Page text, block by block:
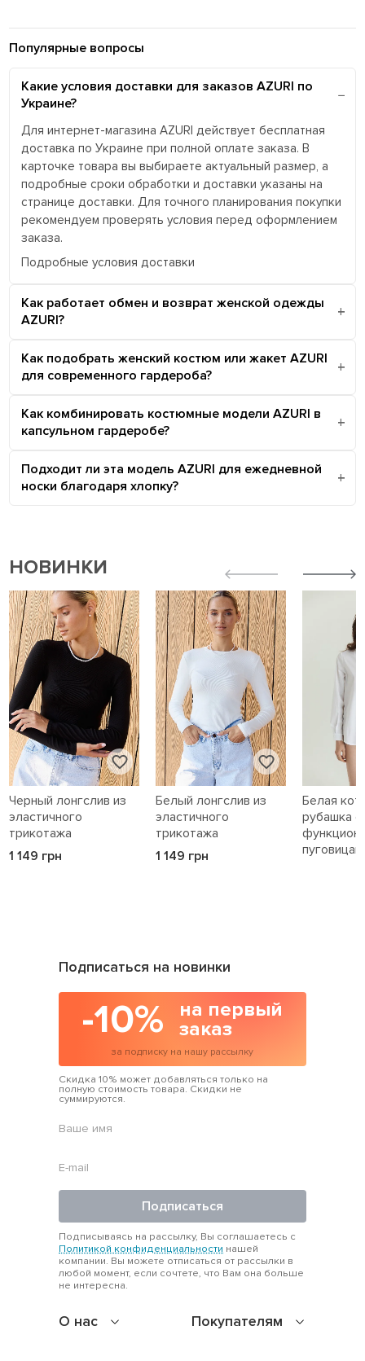
Популярные вопросы
Какие условия доставки для заказов AZURI по
Украине?
Для интернет-магазина AZURI действует бесплатная
доставка по Украине при полной оплате заказа. В
карточке товара вы выбираете актуальный размер, а
подробные сроки обработки и доставки указаны на
странице доставки. Для точного планирования покупки
рекомендуем проверять условия перед оформлением
заказа.
Подробные условия доставки
Как работает обмен и возврат женской одежды
AZURI?
Как подобрать женский костюм или жакет AZURI
для современного гардероба?
Как комбинировать костюмные модели AZURI в
капсульном гардеробе?
Подходит ли эта модель AZURI для ежедневной
носки благодаря хлопку?
НОВИНКИ
Черный лонгслив из
эластичного
трикотажа
1 149 грн
Белый лонгслив из
эластичного
трикотажа
1 149 грн
Белая
рубашка с
О нас Покупателям
Подписаться на новинки
-10%
на первый
заказ
за подписку на нашу рассылку
Скидка 10% может добавляться только на
полную стоимость товара. Скидки не
суммируются.
Подписаться
Подписываясь на рассылку, Вы соглашаетесь с
Политикой конфиденциальности нашей
компании. Вы можете отписаться от рассылки в
любой момент, если сочтете, что Вам она больше
не интересна.